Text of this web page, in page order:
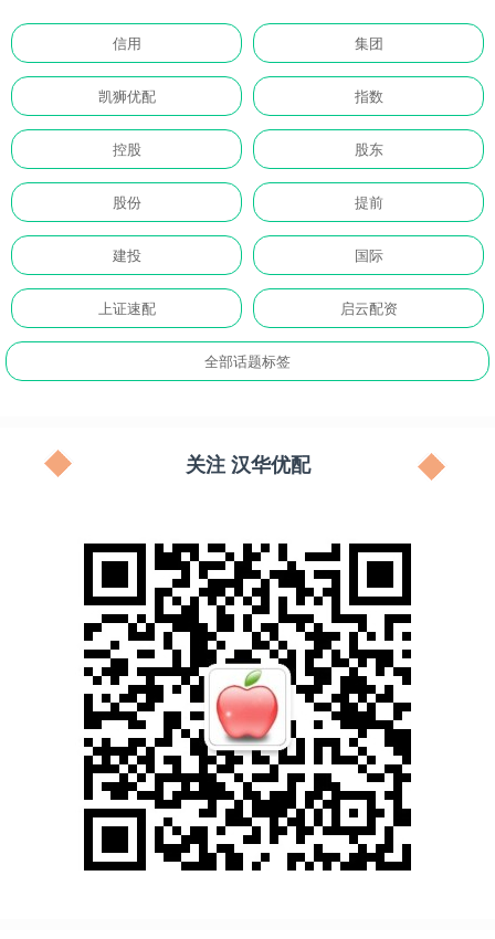
信用 集团
凯狮优配 指数
控股 股东
股份 提前
建投 国际
上证速配 启云配资
全部话题标签
关注 汉华优配